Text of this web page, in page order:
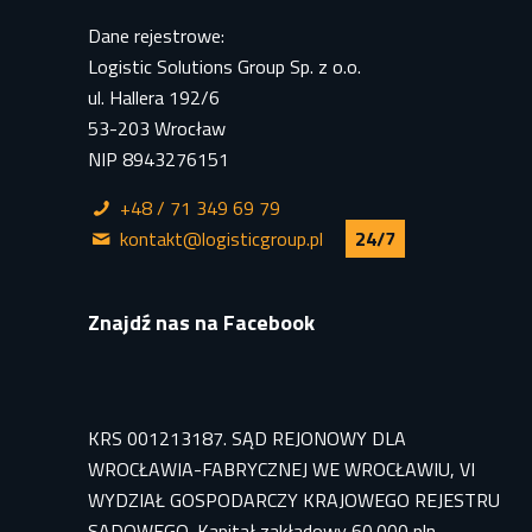
Dane rejestrowe:
Logistic Solutions Group Sp. z o.o.
ul. Hallera 192/6
53-203 Wrocław
NIP 8943276151
+48 / 71 349 69 79
kontakt@logisticgroup.pl
24/7
Znajdź nas na Facebook
KRS 001213187. SĄD REJONOWY DLA
WROCŁAWIA-FABRYCZNEJ WE WROCŁAWIU, VI
WYDZIAŁ GOSPODARCZY KRAJOWEGO REJESTRU